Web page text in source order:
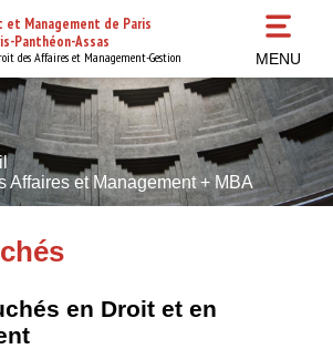
et Management de Paris
Panthéon-Assas
des Affaires et Management-Gestion MENU
Affaires et Management + MBA
en Droit et en